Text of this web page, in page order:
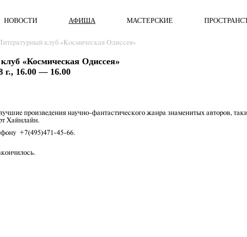
НОВОСТИ АФИША МАСТЕРСКИЕ
клуб «Космическая Одиссея»
«Космическая Одиссея»
г., 16.00 — 16.00
произведения научно-фантастического жанра знаменитых авторов,
Хайнлайн.
+7(495)471-45-66.